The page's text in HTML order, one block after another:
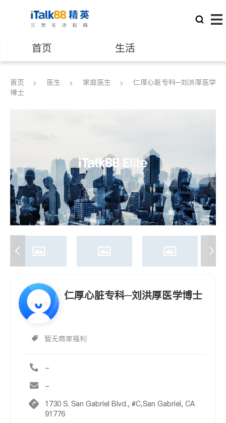
首页 生活
医生 律师
养老 非盈利组织
首页 医生 家庭医生
仁厚心脏专科─刘洪厚医学
博士
仁厚心脏专科─刘洪厚医学博士
暂无商家福利
-
-
1730 S. San Gabriel Blvd., #C,San Gabriel, CA
91776